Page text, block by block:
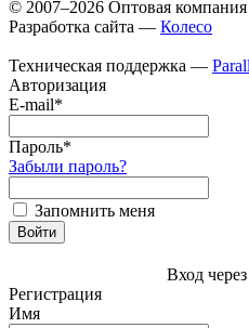
Разработка сайта —Колесо
Техническая поддержка —
Авторизация
E-mail*
Пароль*
Забыли пароль?
Запомнить меня
Войти
Вход через
Регистрация
Имя